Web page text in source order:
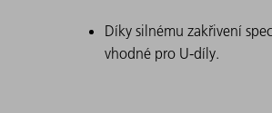
Díky silnému zakřivení
vhodné pro U-díly.